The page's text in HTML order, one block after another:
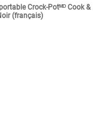
Crock-Potᴹᴰ Cook &
(français)